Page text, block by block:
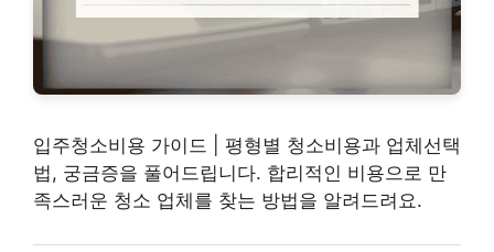
입주청소비용 가이드 | 평형별 청소비용과 업체선택
법, 궁금증을 풀어드립니다. 합리적인 비용으로 만
족스러운 청소 업체를 찾는 방법을 알려드려요.